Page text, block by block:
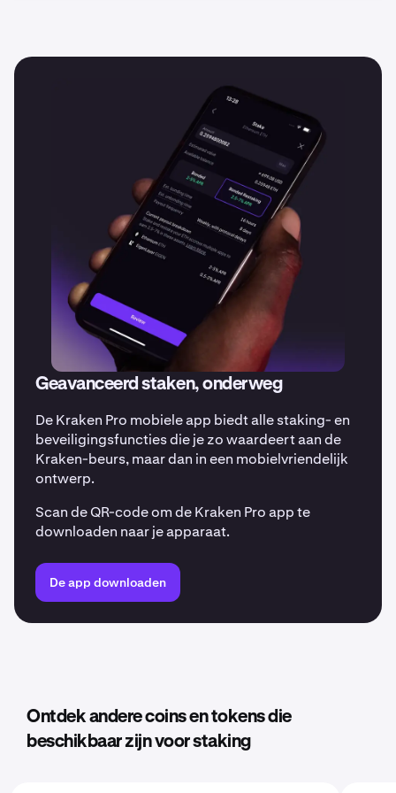
media om op de hoogte te blijven van al onze nieuwste
Geavanceerd staken, onderweg
De Kraken Pro mobiele app biedt alle staking- en
beveiligingsfuncties die je zo waardeert aan de
Kraken-beurs, maar dan in een mobielvriendelijk
ontwerp.
Scan de QR-code om de Kraken Pro app te
downloaden naar je apparaat.
De app downloaden
Ontdek andere coins en tokens die
beschikbaar zijn voor staking